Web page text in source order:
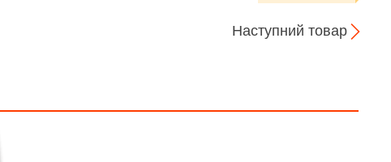
Наступний товар